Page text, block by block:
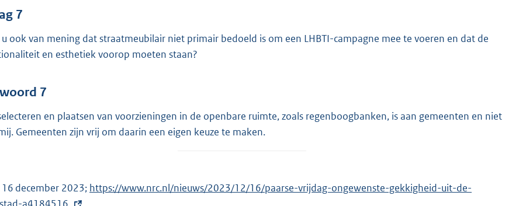
7
ook van mening dat straatmeubilair niet primair bedoeld is om een LHBTI-campagne mee te voeren en dat de
en esthetiek voorop moeten staan?
7
en plaatsen van voorzieningen in de openbare ruimte, zoals regenboogbanken, is aan gemeenten en niet
Gemeenten zijn vrij om daarin een eigen keuze te maken.
16 december 2023; E
https://www.nrc.nl/nieuws/2023/12/16/paarse-vrijdag-ongewenste-gekkigheid-uit-de-
a4184516